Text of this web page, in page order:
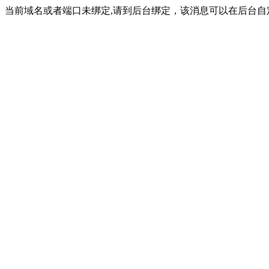
当前域名或者端口未绑定,请到后台绑定，该消息可以在后台自